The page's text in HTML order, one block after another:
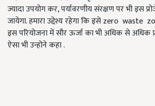
ज्यादा उपयोग कर, पर्यावरणीय संरक्षण पर भी इस
जायेगा. हमारा उद्देश्य रहेगा कि इसे zero waste
इस परियोजना में सौर ऊर्जा का भी अधिक से अधिक
ऐसा भी उन्होने कहा .